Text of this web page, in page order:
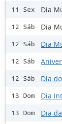
11 Sex Dia
12 Sáb Dia
12 Sáb Dia
12 Sáb
12 Sáb Dia
13 Dom Dia
13 Dom Dia